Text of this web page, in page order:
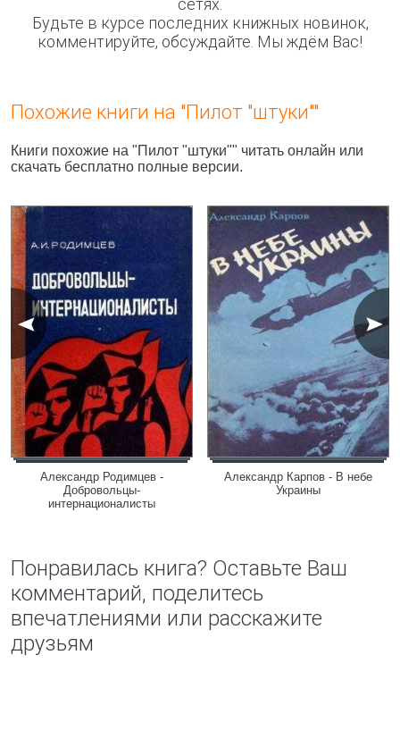
сетях.
Будьте в курсе последних книжных новинок,
комментируйте, обсуждайте. Мы ждём Вас!
Похожие книги на "Пилот "штуки""
Книги похожие на "Пилот "штуки"" читать онлайн или
скачать бесплатно полные версии.
Александр Родимцев -
Добровольцы-
интернационалисты
Александр Карпов - В небе
Украины
Понравилась книга? Оставьте Ваш
комментарий, поделитесь
впечатлениями или расскажите
друзьям